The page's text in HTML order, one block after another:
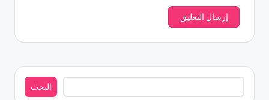
البحث
البحث